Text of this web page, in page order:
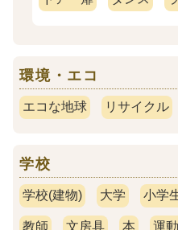
環境・エコ
エコな地球 リサイクル
学校
学校(建物) 大学 小学
教師 文房具 本 運